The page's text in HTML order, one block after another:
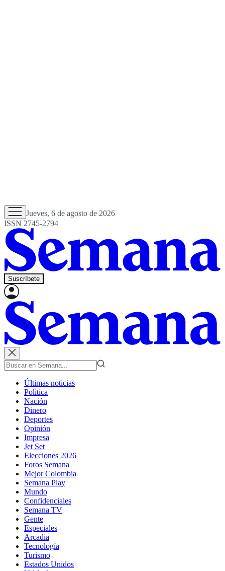
Jueves, 6 de agosto de 2026
ISSN 2745-2794
Suscríbete
Últimas noticias
Política
Nación
Dinero
Deportes
Opinión
Impresa
Jet Set
Elecciones 2026
Foros Semana
Mejor Colombia
Semana Play
Mundo
Confidenciales
Semana TV
Gente
Especiales
Arcadia
Tecnología
Turismo
Estados Unidos